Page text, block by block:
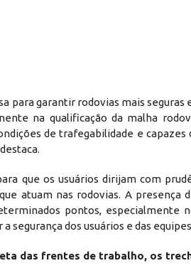
para garantir rodovias mais seguras
na qualificação da malha
de trafegabilidade e
que os usuários dirijam com
atuam nas rodovias. A
pontos, especialmente
segurança dos usuários e das
das frentes de trabalho, os